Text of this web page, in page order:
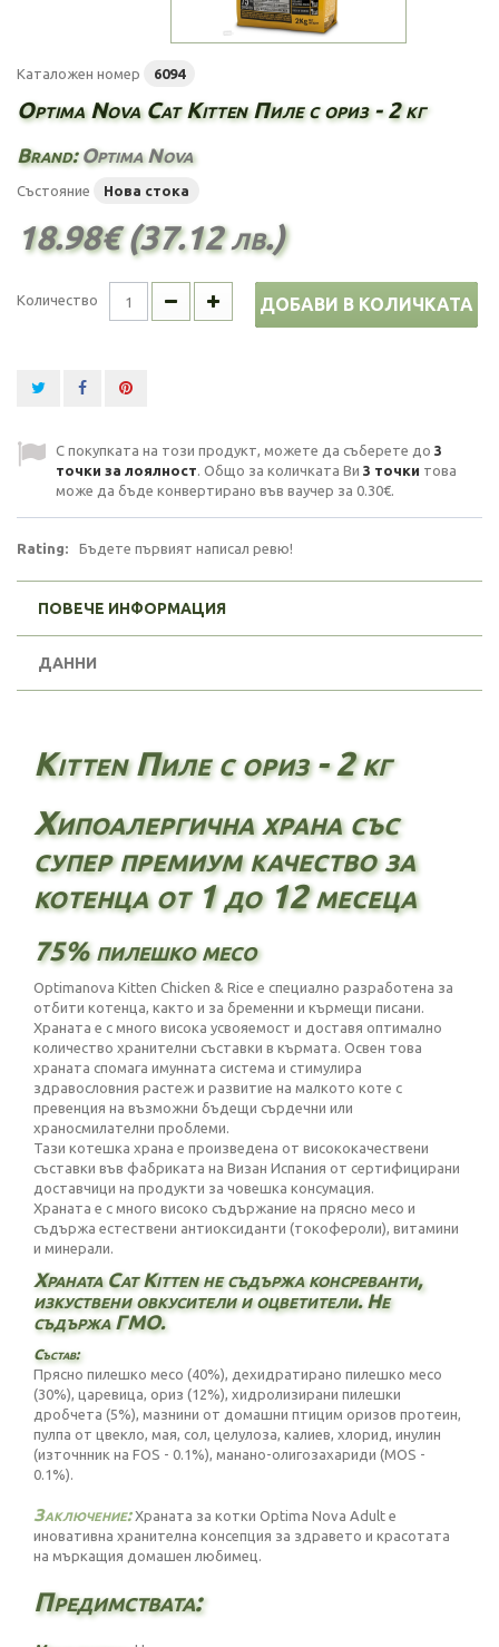
Каталожен номер 6094
Optima Nova Cat Kitten Пиле с ориз - 2 кг
Brand:Optima Nova
Състояние Нова стока
18.98€ (37.12 лв.)
Количество ДОБАВИ В КОЛИЧКАТА
С покупката на този продукт, можете да съберете до 3
точки за лоялност. Общо за количката Ви 3 точки това
може да бъде конвертирано във ваучер за 0.30€.
Rating: Бъдете първият написал ревю!
ПОВЕЧЕ ИНФОРМАЦИЯ
ДАННИ
Kitten Пиле с ориз - 2 кг
Хипоалергична храна със
супер премиум качество за
котенца от 1 до 12 месеца
75% пилешко месо
Optimanova Kitten Chicken & Rice е специално разработена за
отбити котенца, както и за бременни и кърмещи писани.
Храната е с много висока усвояемост и доставя оптимално
количество хранителни съставки в кърмата. Освен това
храната спомага имунната система и стимулира
здравословния растеж и развитие на малкото коте с
превенция на възможни бъдещи сърдечни или
храносмилателни проблеми.
Тази котешка храна е произведена от висококачествени
съставки във фабриката на Визан Испания от сертифицирани
доставчици на продукти за човешка консумация.
Храната е с много високо съдържание на прясно месо и
съдържа естествени антиоксиданти (токофероли), витамини
и минерали.
Храната Cat Kitten не съдържа консреванти,
изкуствени овкусители и оцветители. Не
съдържа ГМО.
Състав:
Прясно пилешко месо (40%), дехидратирано пилешко месо
(30%), царевица, ориз (12%), хидролизирани пилешки
дробчета (5%), мазнини от домашни птицим оризов протеин,
пулпа от цвекло, мая, сол, целулоза, калиев, хлорид, инулин
(източнник на FOS - 0.1%), манано-олигозахариди (MOS -
0.1%).
Заключение:Храната за котки Optima Nova Adult е
иновативна хранителна консепция за здравето и красотата
на мъркащия домашен любимец.
Предимствата: